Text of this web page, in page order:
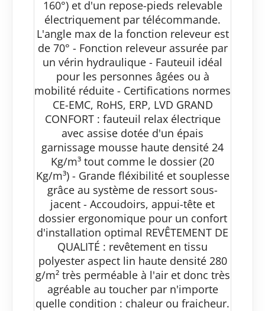
160°) et d'un repose-pieds relevable
électriquement par télécommande.
L'angle max de la fonction releveur est
de 70° - Fonction releveur assurée par
un vérin hydraulique - Fauteuil idéal
pour les personnes âgées ou à
mobilité réduite - Certifications normes
CE-EMC, RoHS, ERP, LVD GRAND
CONFORT : fauteuil relax électrique
avec assise dotée d'un épais
garnissage mousse haute densité 24
Kg/m³ tout comme le dossier (20
Kg/m³) - Grande fléxibilité et souplesse
grâce au système de ressort sous-
jacent - Accoudoirs, appui-tête et
dossier ergonomique pour un confort
d'installation optimal REVÊTEMENT DE
QUALITÉ : revêtement en tissu
polyester aspect lin haute densité 280
g/m² très perméable à l'air et donc très
agréable au toucher par n'importe
quelle condition : chaleur ou fraicheur.